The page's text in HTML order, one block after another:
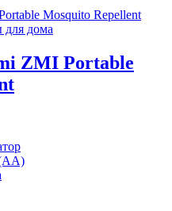
для дома
ZMI Portable
(АА)